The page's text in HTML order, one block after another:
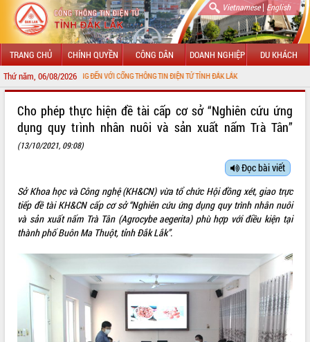
Vietnamese| English
TRANG CHỦ CHÍNH QUYỀN CÔNG DÂN DOANH NGHIỆP DU KHÁCH
Thứ năm, 06/08/2026
CHÀO MỪNG ĐẾN VỚI CỔNG THÔNG TIN ĐIỆN TỬ TỈNH ĐẮK LẮK
LÃNH ĐẠO UBND TỈNH
SỞ, BAN, NGÀNH
UBND CÁC XÃ, PHƯỜNG
VĂN BẢN HĐND TỈNH
ĐIỂM TIN VĂN BẢN
Cho phép thực hiện đề tài cấp cơ sở “Nghiên cứu ứng
dụng quy trình nhân nuôi và sản xuất nấm Trà Tân”
(13/10/2021, 09:08)
Đọc bài viết
Sở Khoa học và Công nghệ (KH&CN) vừa tổ chức Hội đồng xét, giao trực
tiếp đề tài KH&CN cấp cơ sở “Nghiên cứu ứng dụng quy trình nhân nuôi
và sản xuất nấm Trà Tân (Agrocybe aegerita) phù hợp với điều kiện tại
thành phố Buôn Ma Thuột, tỉnh Đắk Lắk”.